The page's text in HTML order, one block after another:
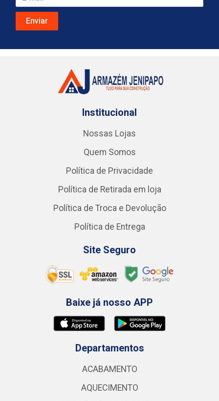
Institucional
Nossas Lojas
Quem Somos
Política de Privacidade
Política de Retirada em loja
Política de Troca e Devolução
Política de Entrega
Site Seguro
Baixe já nosso APP
Departamentos
ACABAMENTO
AQUECIMENTO